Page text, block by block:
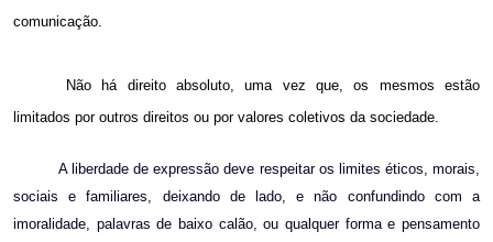
comunicação.
Não há direito absoluto, uma vez que, os mesmos estão
limitados por outros direitos ou por valores coletivos da sociedade.
A liberdade de expressão deve respeitar os limites éticos, morais,
sociais e familiares, deixando de lado, e não confundindo com a
imoralidade, palavras de baixo calão, ou qualquer forma e pensamento